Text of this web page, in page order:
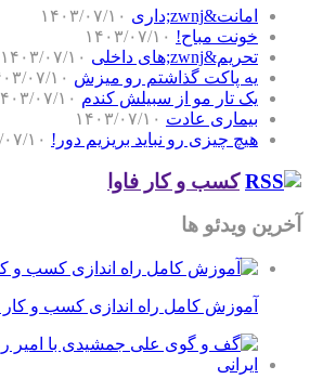
امانت&zwnj;داری
۱۴۰۳/۰۷/۱۰
خونت مباح! ۱۴۰۳/۰۷/۱۰
تحریم&zwnj;های داخلی
۱۴۰۳/۰۷/۱۰
یه پاکت گذاشتم رو میزش ۱۴۰۳/
یک تار مو از سبیلش کندم ۱۴۰۳/۰۷/
بیماری عادت ۱۴۰۳/۰۷/۱۰
هیچ چیزی رو نباید بریزیم دور!
کسب و کار فاوا
آخرین ویدئو ها
آموزش کامل راه اندازی کسب و